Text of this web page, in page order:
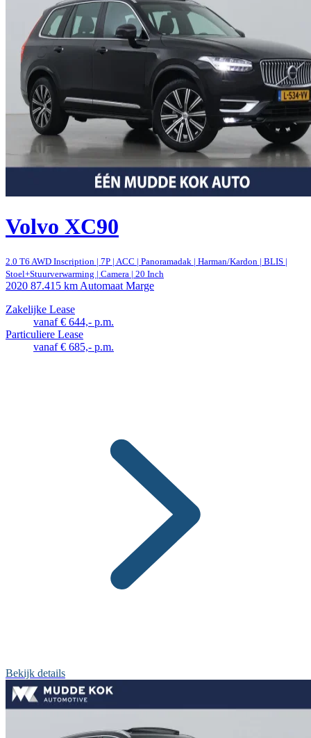
Volvo XC90
2.0 T6 AWD Inscription | 7P | ACC | Panoramadak | Harman/Kardon | BLIS |
Stoel+Stuurverwarming | Camera | 20 Inch
2020 87.415 km Automaat Marge
Zakelijke Lease
vanaf € 644,- p.m.
Particuliere Lease
vanaf € 685,- p.m.
Bekijk details